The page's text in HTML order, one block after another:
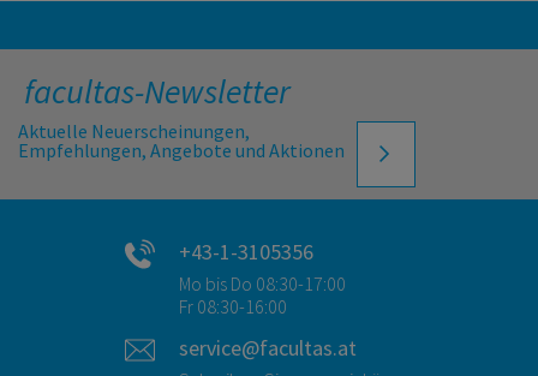
facultas-Newsletter
Aktuelle Neuerscheinungen,
Empfehlungen, Angebote und Aktionen
+43-1-3105356
Mo bis Do 08:30-17:00
Fr 08:30-16:00
service@facultas.at